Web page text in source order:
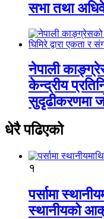
सभा तथा
नेपाली
केन्द्रीय
सुदृढीकरणमा
धेरै पढिएको
१
पर्सामा
स्थानीयको